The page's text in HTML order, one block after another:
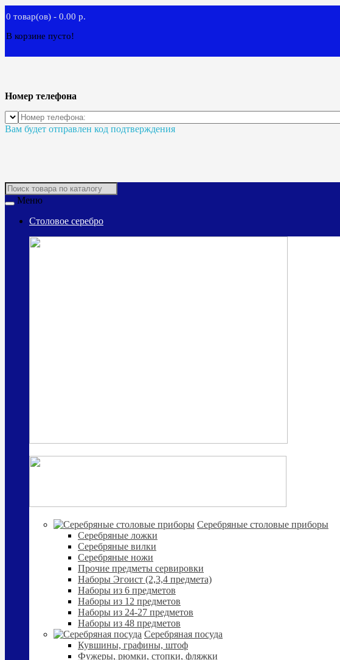
0 товар(ов) - 0.00 р.
В корзине пусто!
Номер телефона
Вам будет отправлен код подтверждения
Меню
Столовое серебро
Cеребряные столовые приборы
Серебряные ложки
Серебряные вилки
Серебряные ножи
Прочие предметы сервировки
Наборы Эгоист (2,3,4 предмета)
Наборы из 6 предметов
Наборы из 12 предметов
Наборы из 24-27 предметов
Наборы из 48 предметов
Серебряная посуда
Кувшины, графины, штоф
Фужеры, рюмки, стопки, фляжки